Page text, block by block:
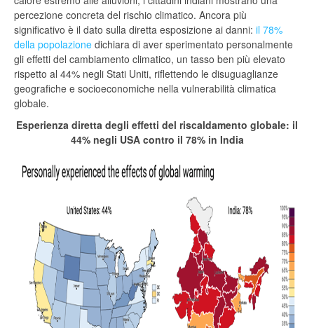
percezione concreta del rischio climatico. Ancora più
significativo è il dato sulla diretta esposizione ai danni: il 78%
della popolazione dichiara di aver sperimentato personalmente
gli effetti del cambiamento climatico, un tasso ben più elevato
rispetto al 44% negli Stati Uniti, riflettendo le disuguaglianze
geografiche e socioeconomiche nella vulnerabilità climatica
globale.
Esperienza diretta degli effetti del riscaldamento globale: il
44% negli USA contro il 78% in India